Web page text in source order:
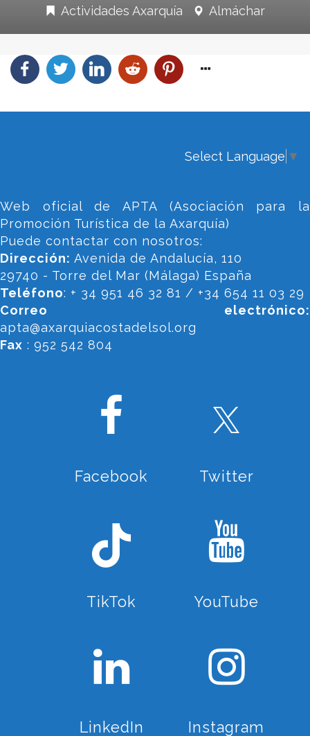
Actividades Axarquía Almáchar
Select Language ▼
Web oficial de APTA (Asociación para la
Promoción Turística de la Axarquía)
Puede contactar con nosotros:
Dirección: Avenida de Andalucía, 110
29740 - Torre del Mar (Málaga) España
Teléfono: + 34 951 46 32 81 / +34 654 11 03 29
Correo electrónico:
apta@axarquiacostadelsol.org
Fax : 952 542 804
Facebook Twitter
TikTok YouTube
LinkedIn Instagram